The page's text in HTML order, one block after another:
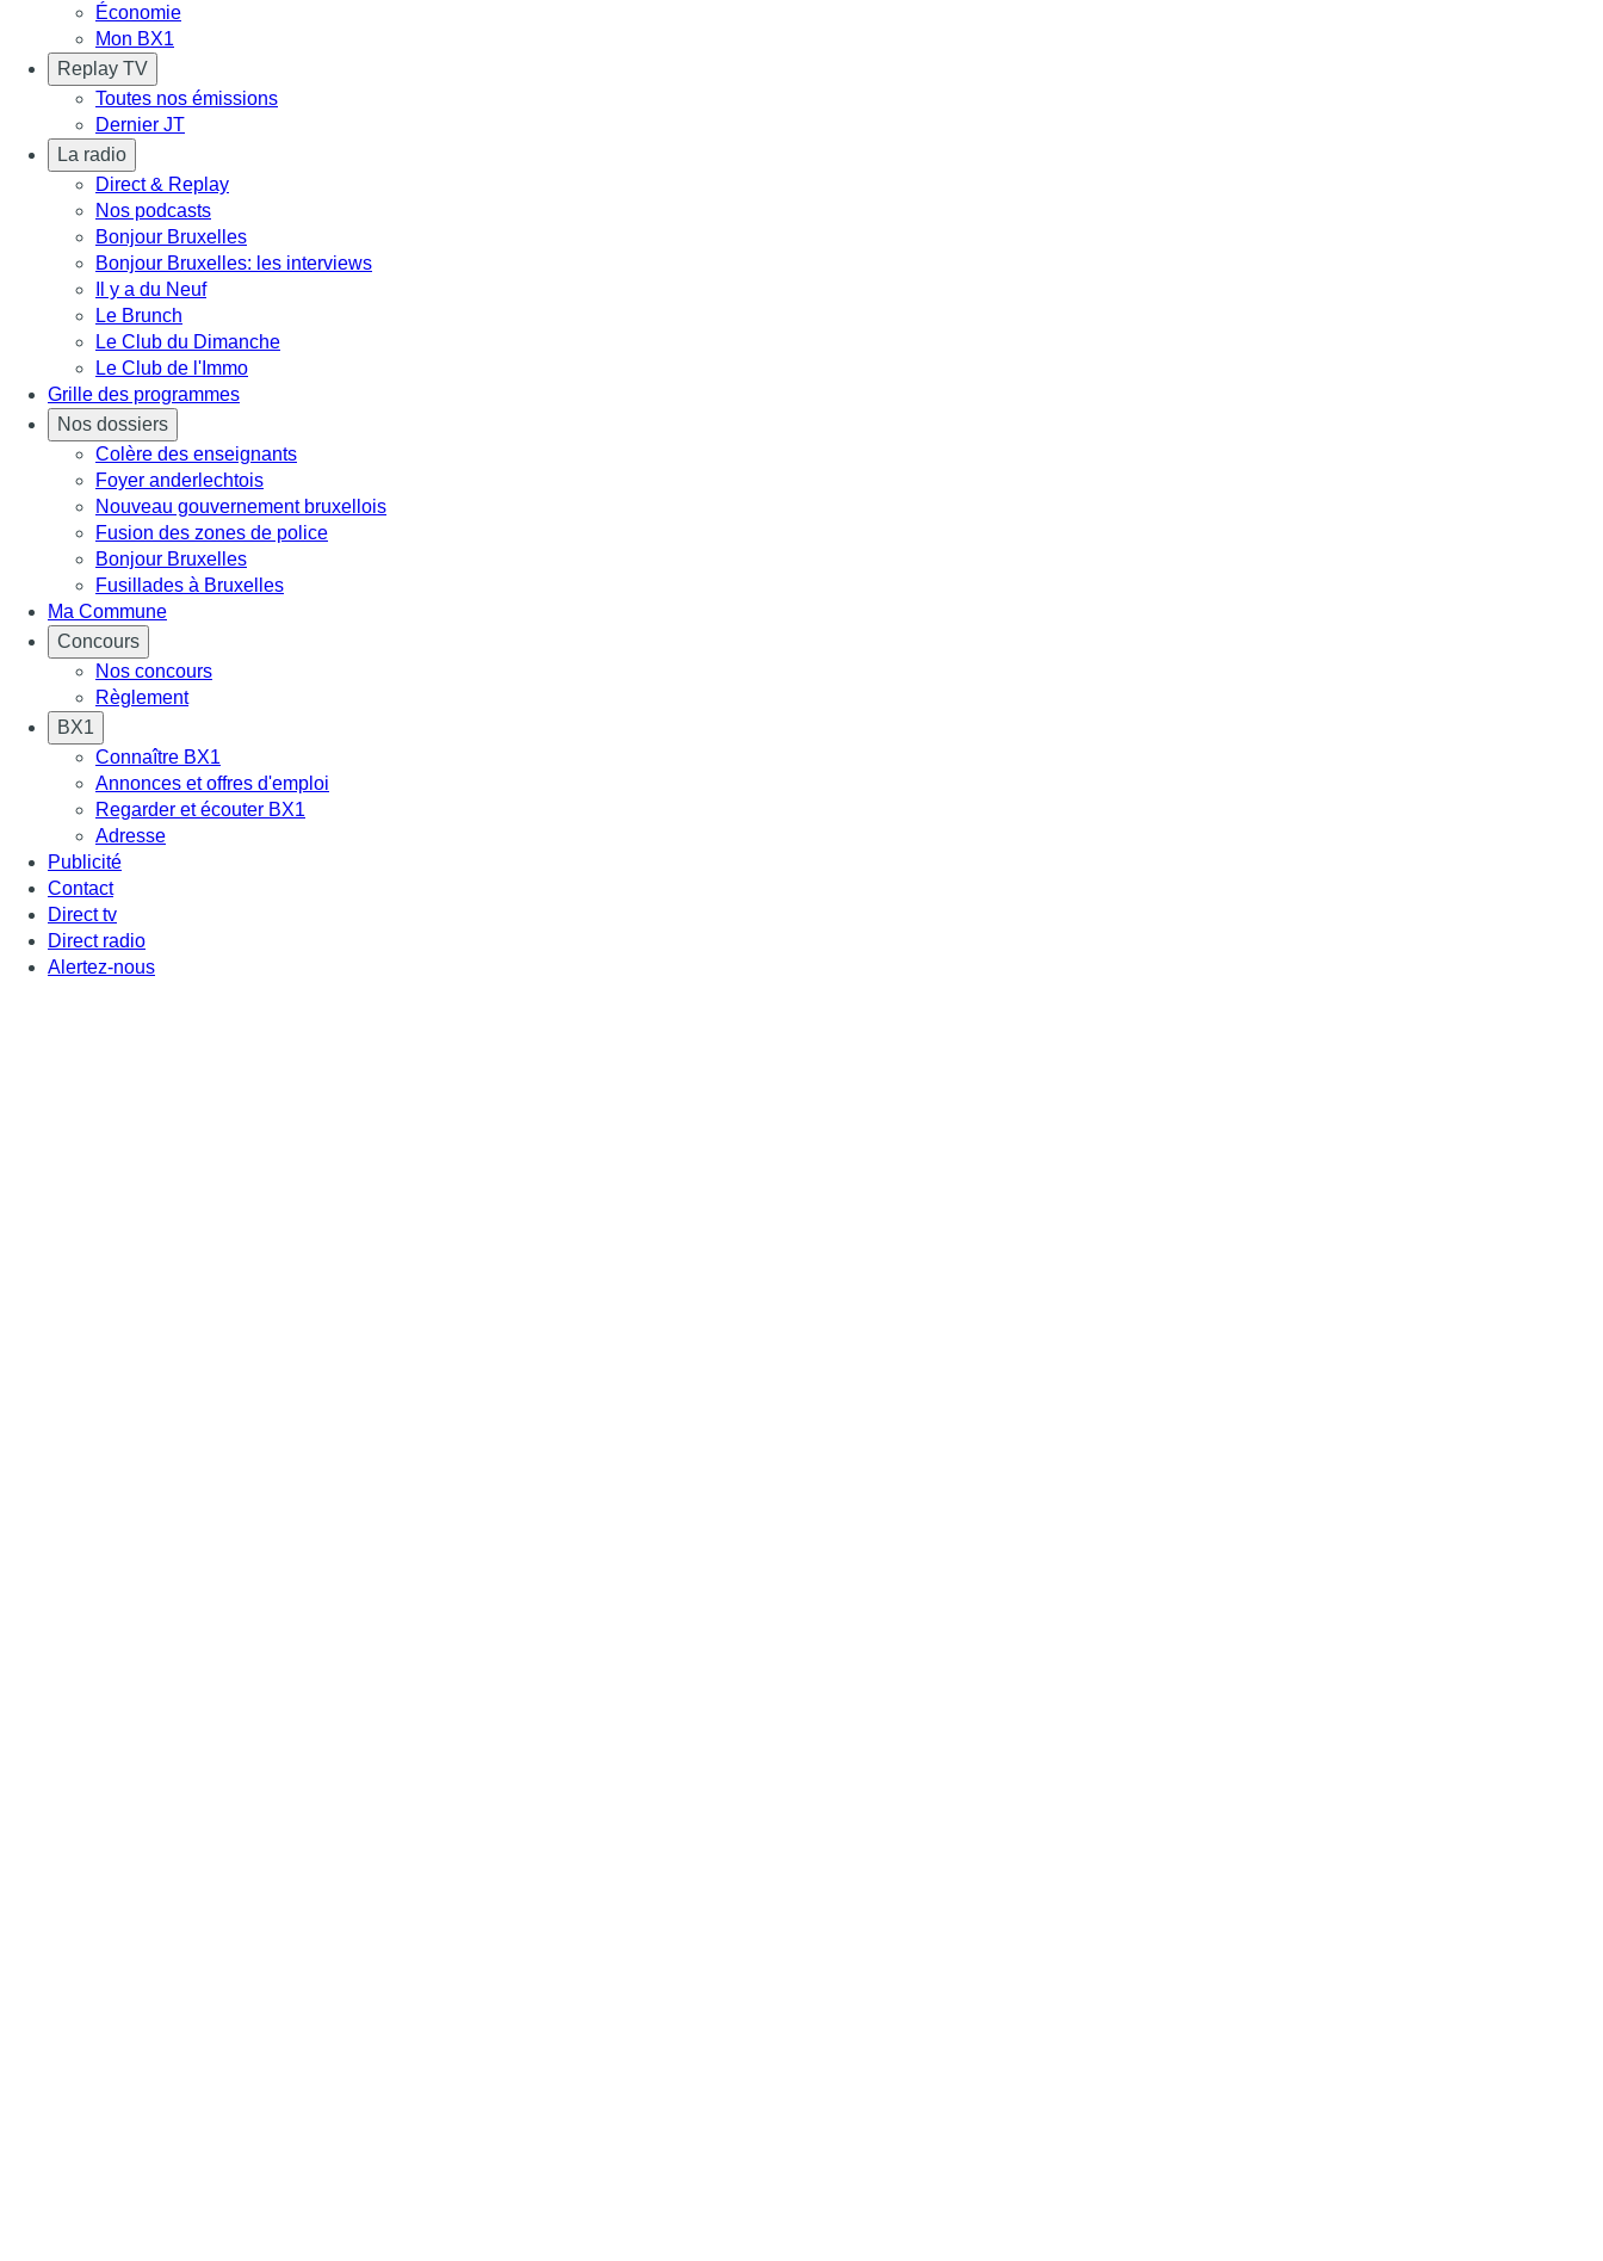
Économie
Mon BX1
Replay TV
Toutes nos émissions
Dernier JT
La radio
Direct & Replay
Nos podcasts
Bonjour Bruxelles
Bonjour Bruxelles: les interviews
Il y a du Neuf
Le Brunch
Le Club du Dimanche
Le Club de l'Immo
Grille des programmes
Nos dossiers
Colère des enseignants
Foyer anderlechtois
Nouveau gouvernement bruxellois
Fusion des zones de police
Bonjour Bruxelles
Fusillades à Bruxelles
Ma Commune
Concours
Nos concours
Règlement
BX1
Connaître BX1
Annonces et offres d'emploi
Regarder et écouter BX1
Adresse
Publicité
Contact
Direct tv
Direct radio
Alertez-nous